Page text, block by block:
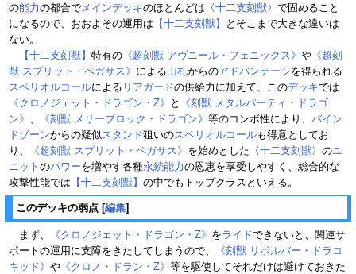
の能力の都合で メインデッキのほとんどは〈十二支刻獣〉で固めること
になるので、おおよその運用は 【十二支刻獣】
とそこまで大きな違いは
ない。
【十二支刻獣】 特有の 《超刻獣 アヴニール・フェニックス》 や 《超刻
獣 スプリット・ペガサス》 による山札からのアドバンテージを得られる
スペリオルコールによる リアガードの供給力に加えて、このデッキでは
《クロノジェット・ドラゴン・Z》 と
《刻獣 メタルパーティ・ドラゴ
ン》
《刻獣 メリーブロック・ドラゴン》 等のコンボ性により、 バイン
ドゾーンからの疑似 スタンド狙いのスペリオルコールも得意としてお
り、
《超刻獣 スプリット・ペガサス》 を始めとした〈十二支刻獣〉のユ
ニット のパワーを増やす各種永続能力の恩恵を享受しやすく、総合的な
攻撃性能では 【十二支刻獣】 の中でもトップクラスといえる。
このデッキの弱点 [編集]
まず、 《クロノジェット・ドラゴン・Z》 をライドできないと、関連サ
ポートの運用に支障をきたしてしまうので、
《刻獣 リボルバー・ドラコ
キッド》 や 《クロノ・ドラン・Z》 等を駆使してそれだけは避けておきた